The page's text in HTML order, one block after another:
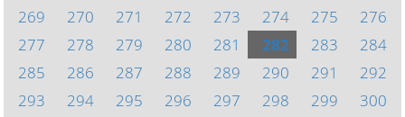
269
270 271 272 273 274 275
276
277
278 279 280 281 282 283
284
285
286 287 288 289 290 291
292
293
294 295 296 297 298 299
300